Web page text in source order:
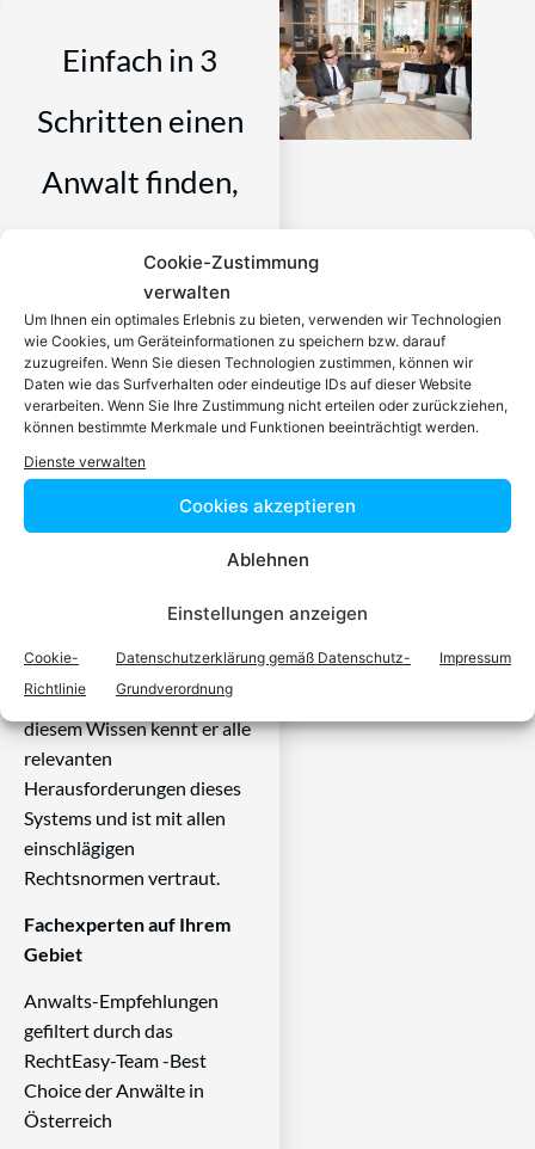
Cookie-Zustimmung
verwalten
Um Ihnen ein optimales Erlebnis zu bieten, verwenden wir Technologien
wie Cookies, um Geräteinformationen zu speichern bzw. darauf
zuzugreifen. Wenn Sie diesen Technologien zustimmen, können wir
Daten wie das Surfverhalten oder eindeutige IDs auf dieser Website
verarbeiten. Wenn Sie Ihre Zustimmung nicht erteilen oder zurückziehen,
können bestimmte Merkmale und Funktionen beeinträchtigt werden.
Dienste verwalten
Cookies akzeptieren
Ablehnen
Einstellungen anzeigen
Cookie-
Richtlinie
Datenschutzerklärung gemäß Datenschutz-
Grundverordnung
Impressum
Einfach in 3
Schritten einen
Anwalt finden,
Rechtsproblem
spezialisiert ist
Ein zugelassener Anwalt /
eine zugelassen Anwältin ist
dafür da, über Rechtsfragen
zu beraten und Klienten vor
Gericht zu vertreten. Es ist
Dienstleistungen im Bereich
erbringen und Klienten vor
Gericht zu vertreten. Mit
diesem Wissen kennt er alle
relevanten
Herausforderungen dieses
Systems und ist mit allen
einschlägigen
Rechtsnormen vertraut.
Fachexperten auf Ihrem
Gebiet
Anwalts-Empfehlungen
gefiltert durch das
RechtEasy-Team -Best
Choice der Anwälte in
Österreich